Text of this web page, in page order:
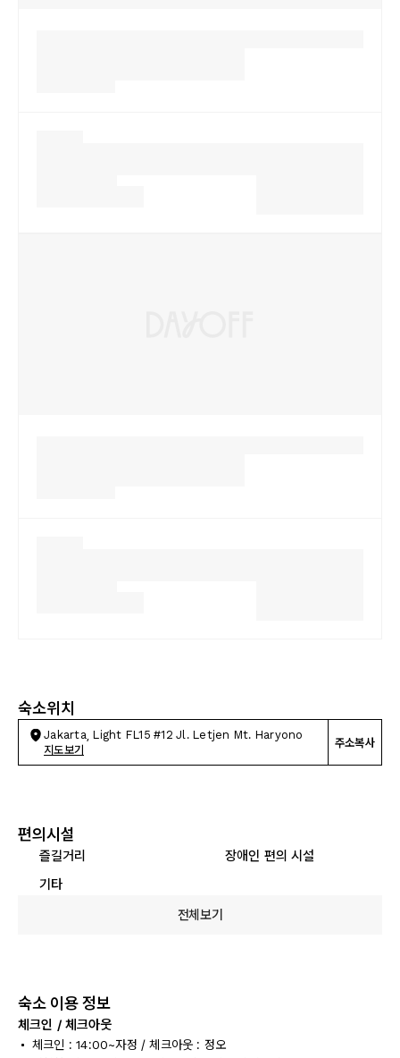
숙소위치
Jakarta, Light FL15 #12 Jl. Letjen Mt. Haryono
지도보기
주소복사
편의시설
즐길거리
장애인 편의 시설
기타
전체보기
숙소 이용 정보
체크인 / 체크아웃
체크인 : 14:00~자정 / 체크아웃 : 정오